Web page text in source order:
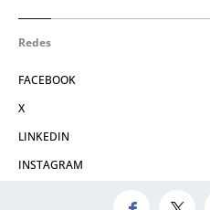
Redes
FACEBOOK
X
LINKEDIN
INSTAGRAM